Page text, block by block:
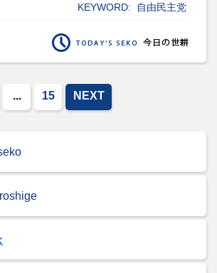
KEYWORD: 自由民主党
... 15 NEXT